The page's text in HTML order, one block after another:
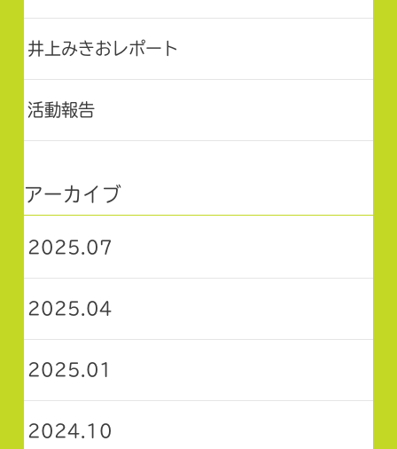
井上みきおレポート
活動報告
アーカイブ
2025.07
2025.04
2025.01
2024.10